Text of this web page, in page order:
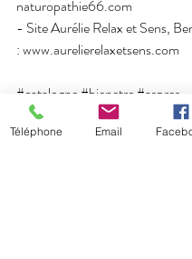
naturopathie66.com
- Site Aurélie Relax et Sens,
: www.aurelierelaxetsens.com
#catalogne #bienetre #aspres
#pyréneésorientales
#tradition
#sobadamaya
Téléphone Email